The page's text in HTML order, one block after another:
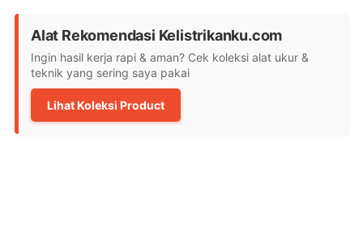
Alat Rekomendasi Kelistrikanku.com
Ingin hasil kerja rapi & aman? Cek koleksi alat ukur &
teknik yang sering saya pakai
Lihat Koleksi Product